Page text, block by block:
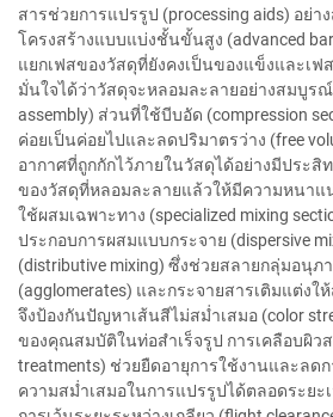
สารช่วยการแปรรูป (processing aids) อย่า
โครงสร้างแบบแบ่งชั้นขั้นสูง (advanced
แยกเฟสของวัสดุที่ยังคงเป็นของแข็งและเฟ
มั่นใจได้ว่าวัสดุจะหลอมละลายอย่างสมบูร
assembly) ส่วนที่ใช้บีบอัด (compression
ค่อยเป็นค่อยไปและลดปริมาตรว่าง (free
อากาศที่ถูกกักไว้ภายในวัสดุได้อย่างมีประสิ
ของวัสดุที่หลอมละลายแล้วให้มีความหนา
ใช้ผสมเฉพาะทาง (specialized mixing
ประกอบการผสมแบบกระจาย (dispersive
(distributive mixing) ซึ่งช่วยสลายกลุ่มอนุภ
(agglomerates) และกระจายสารเติมแต่งใ
จึงป้องกันปัญหาเส้นสีไม่สม่ำเสมอ (color
ของคุณสมบัติในท่อสำเร็จรูป การเคลือบผิวส
treatments) ช่วยยืดอายุการใช้งานและลด
ความสม่ำเสมอในการแปรรูปได้ตลอดระยะ